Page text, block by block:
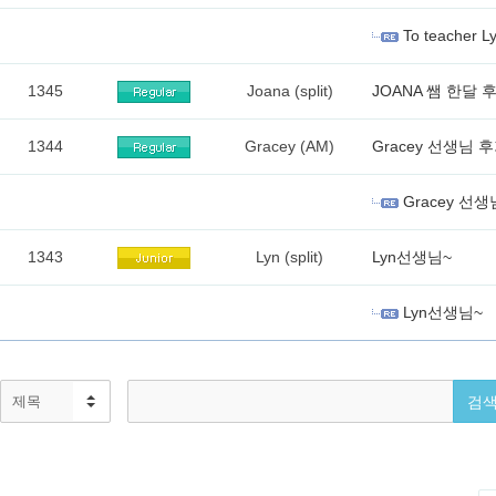
To teacher
1345 Joana (split) JOANA 쌤 한달
1344 Gracey (AM) Gracey 선생님 후
Gracey 선생
1343 Lyn (split) Lyn선생님~
Lyn선생님~